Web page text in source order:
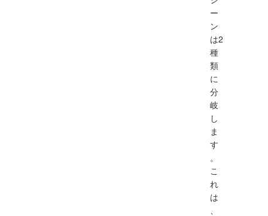
ー
ン
は2
種
類
に
分
岐
し
ま
す
。
こ
れ
は